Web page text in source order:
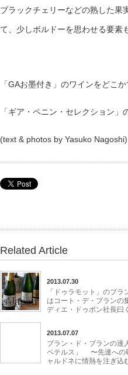
ブラックチェリーなどの熟した果
て、少しボルドーを思わせる要素
「GAお墨付き」のワインをどこ
「ギア・ペニン・セレクション」
(text & photos by Yasuko Nagoshi)
Related Article
2013.07.30
「ドゥラモット」のブラ
はコート・デ・ブラン
ディエ・ドゥポン社長曰
2013.07.07
ブラン・ド・ブランの達
ペテルス」 〜先達への
ャルドネに情熱を注ぎ込